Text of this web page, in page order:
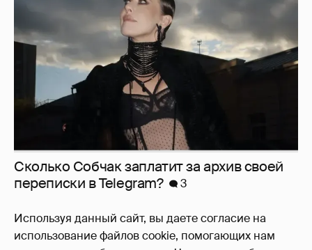
Используя данный сайт, вы даете согласие на
использование файлов cookie, помогающих нам
Сколько Собчак заплатит за архив своей
перeписки в Telegram?
3